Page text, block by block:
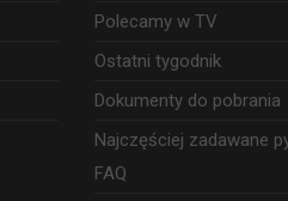
Polecamy w TV
Ostatni tygodnik
Dokumenty do pobrania
Najczęściej zadawane
FAQ